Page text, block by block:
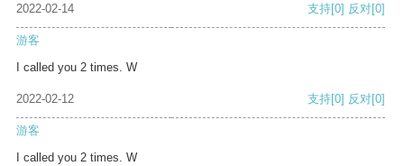
2022-02-14 支持[0] 反对[0]
游客
I called you 2 times. W
2022-02-12 支持[0] 反对[0]
游客
I called you 2 times. W